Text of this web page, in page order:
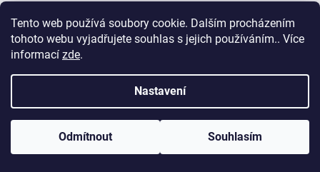
Tento web používá soubory cookie. Dalším procházením
tohoto webu vyjadřujete souhlas s jejich používáním.. Více
informací zde.
Nastavení
Odmítnout Souhlasím
800 Kč